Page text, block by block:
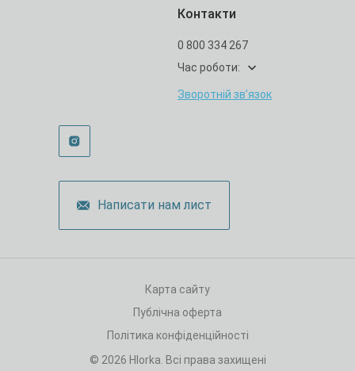
Написати нам лист
Контакти
0 800 334 267
Час роботи:
Зворотній зв’язок
Карта сайту
Публічна оферта
Політика конфіденційності
© 2026 Hlorka. Всі права захищені